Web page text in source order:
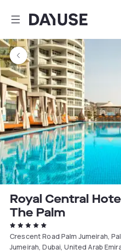
Dayuse
Royal Central
The Palm
Crescent Road Palm Jumeirah,
Jumeirah, Dubai, United Arab